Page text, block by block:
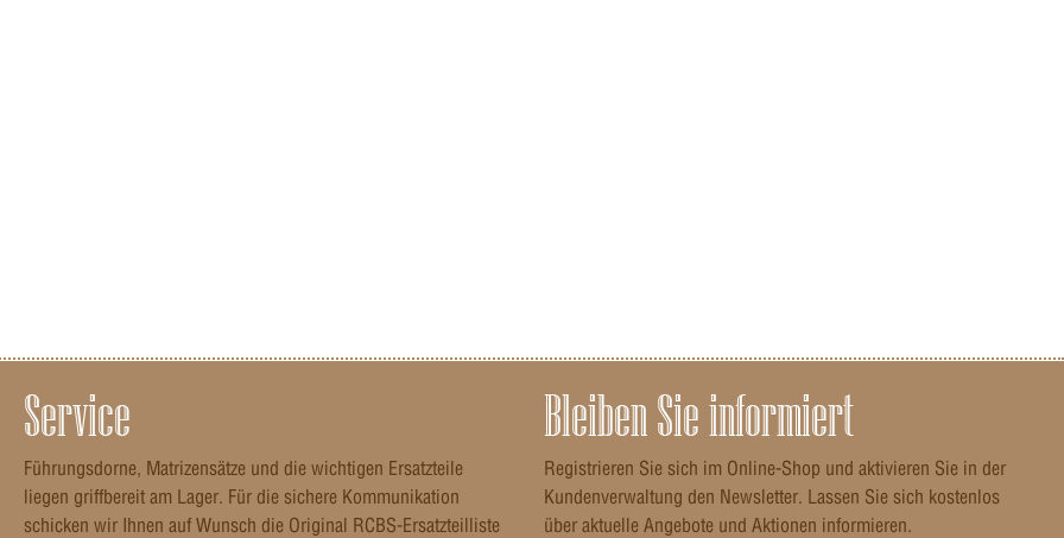
Service
Führungsdorne, Matrizensätze und die wichtigen Ersatzteile
liegen griffbereit am Lager. Für die sichere Kommunikation
schicken wir Ihnen auf Wunsch die Original RCBS-Ersatzteilliste
Bleiben Sie informiert
Registrieren Sie sich im Online-Shop und aktivieren Sie in der
Kundenverwaltung den Newsletter. Lassen Sie sich kostenlos
über aktuelle Angebote und Aktionen informieren.